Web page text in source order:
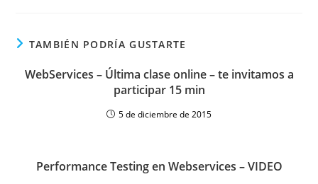
TAMBIÉN PODRÍA GUSTARTE
WebServices – Última clase online – te invitamos a
participar 15 min
5 de diciembre de 2015
Performance Testing en Webservices – VIDEO